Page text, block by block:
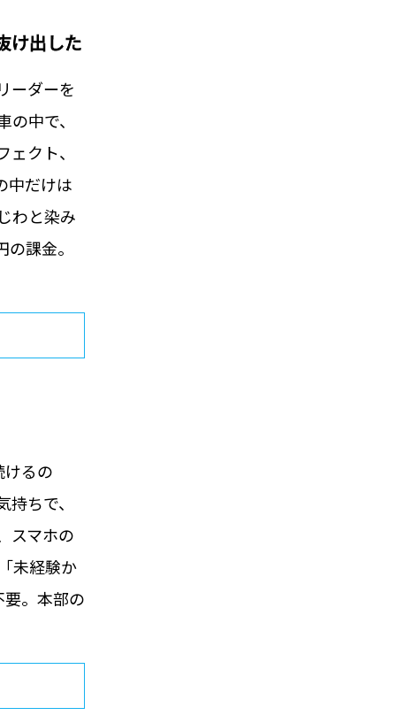
け出した
ーダーを
中で、
クト、
中だけは
わと染み
課金。
るの
ちで、
スマホの
未経験か
。本部の